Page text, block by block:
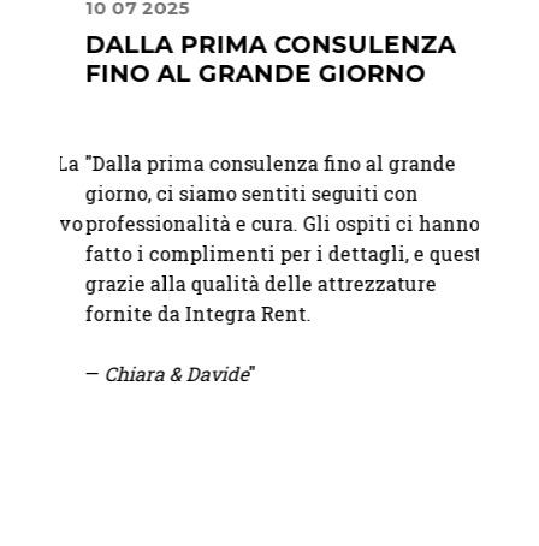
10 07 2025
DALLA PRIMA CONSULENZA
FINO AL GRANDE GIORNO
"Dalla prima consulenza fino al grande
giorno, ci siamo sentiti seguiti con
professionalità e cura. Gli ospiti ci hanno
fatto i complimenti per i dettagli, e questo
grazie alla qualità delle attrezzature
fornite da Integra Rent.
Chiara & Davide"